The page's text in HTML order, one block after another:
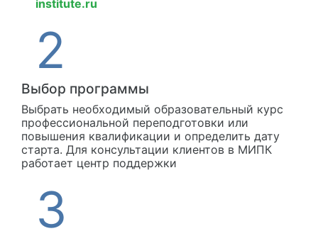
institute.ru
Выбор программы
Выбрать необходимый образовательный курс
профессиональной переподготовки или
повышения квалификации и определить дату
старта. Для консультации клиентов в МИПК
работает центр поддержки